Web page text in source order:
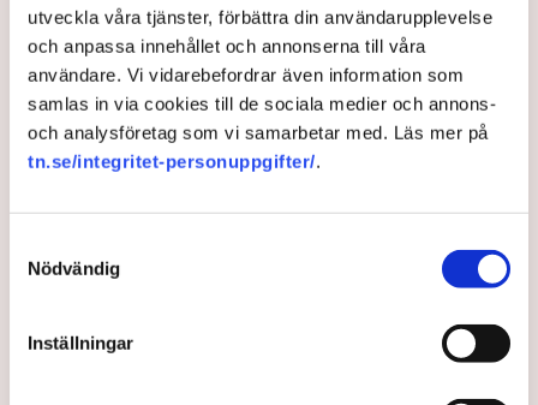
utveckla våra tjänster, förbättra din användarupplevelse
och anpassa innehållet och annonserna till våra
användare. Vi vidarebefordrar även information som
samlas in via cookies till de sociala medier och annons-
och analysföretag som vi samarbetar med. Läs mer på
tn.se/integritet-personuppgifter/.
Nödvändig
Inställningar
Debatt: Därför kräver den
gröna omställningen
isbrytare
kapacitet finns en osäkerhet kring vintersjöfarten.
Det hotar industrins expansion och den gröna
omställningen, skriver cheferna för tre norrländska
hamnar på Di Debatt.